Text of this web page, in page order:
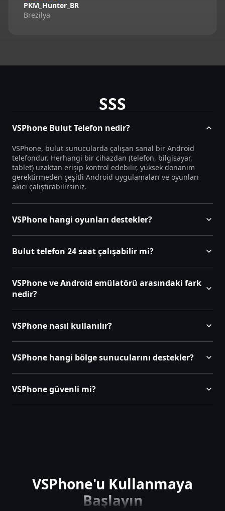
PKM_Hunter_BR
Brezilya
SSS
VSPhone Bulut Telefon nedir?
VSPhone, bulut sunucularda çalışan sanal bir Android
telefondur. Herhangi bir cihazdan (telefon, bilgisayar,
tablet) uzaktan erişip kontrol edebilir, yüksek donanım
gerektirmeden çeşitli Android uygulamaları ve oyunları
akıcı çalıştırabilirsiniz.
VSPhone hangi oyunları destekler?
Bulut telefon 24 saat çalışabilir mi?
VSPhone ve Android emülatörü arasındaki fark
nedir?
VSPhone nasıl kullanılır?
VSPhone hangi bölge sunucularını destekler?
VSPhone güvenli mi?
VSPhone'u Kullanmaya
Başlayın